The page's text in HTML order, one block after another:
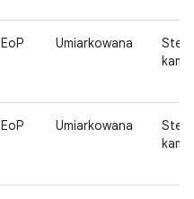
EoP Umiarkowana
EoP Umiarkowana